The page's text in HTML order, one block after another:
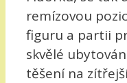
remízovou
figuru a partii
skvělé
těšení na